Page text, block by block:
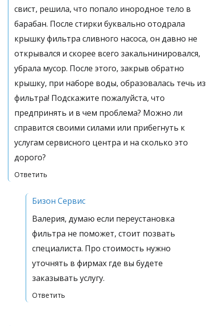
свист, решила, что попало инородное тело в
барабан. После стирки буквально отодрала
крышку фильтра сливного насоса, он давно не
открывался и скорее всего закальнинировался,
убрала мусор. После этого, закрыв обратно
крышку, при наборе воды, образовалась течь из
фильтра! Подскажите пожалуйста, что
предпринять и в чем проблема? Можно ли
справится своими силами или прибегнуть к
услугам сервисного центра и на сколько это
дорого?
Ответить
Бизон Сервис
Валерия, думаю если переустановка
фильтра не поможет, стоит позвать
специалиста. Про стоимость нужно
уточнять в фирмах где вы будете
заказывать услугу.
Ответить